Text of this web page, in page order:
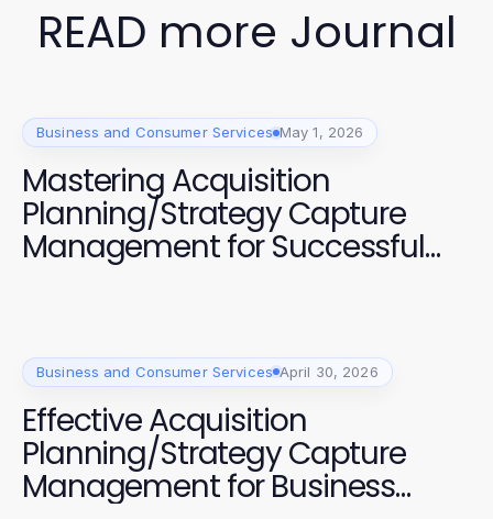
READ more Journal
Business and Consumer Services May 1, 2026
Mastering Acquisition
Planning/Strategy Capture
Management for Successful
Projects
Business and Consumer Services April 30, 2026
Effective Acquisition
Planning/Strategy Capture
Management for Business